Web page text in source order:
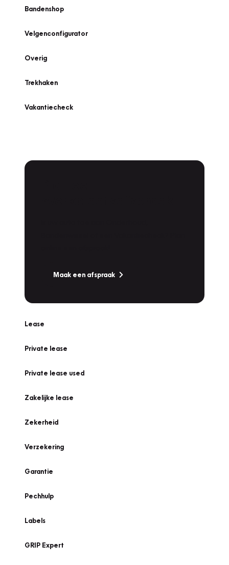
Bandenshop
Velgenconfigurator
Overig
Trekhaken
Vakantiecheck
Maak een afspraak
Lease
Private lease
Private lease used
Zakelijke lease
Zekerheid
Verzekering
Garantie
Pechhulp
Labels
GRIP Expert